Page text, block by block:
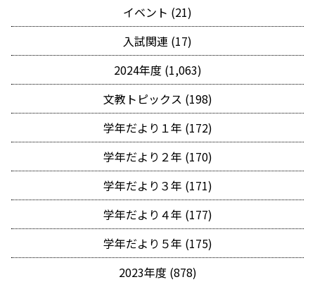
イベント (21)
入試関連 (17)
2024年度 (1,063)
文教トピックス (198)
学年だより１年 (172)
学年だより２年 (170)
学年だより３年 (171)
学年だより４年 (177)
学年だより５年 (175)
2023年度 (878)